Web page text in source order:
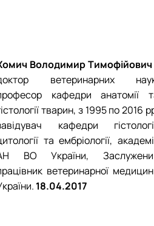
Володимир Тимофійович
ветеринарних
кафедри анатомії
тварин, з 1995 по 2016
кафедри
та ембріології,
ВО України,
ветеринарної
18.04.2017